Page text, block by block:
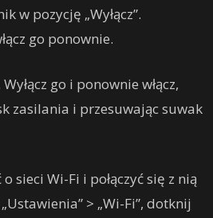
w pozycję „Wyłącz”.
go ponownie.
go i ponownie włącz,
zasilania i przesuwając suwak
sieci Wi-Fi i połączyć się z nią
> „Wi-Fi”, dotknij